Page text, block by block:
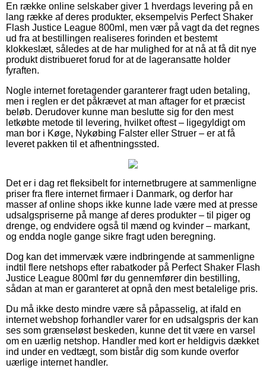
En række online selskaber giver 1 hverdags levering på en
lang række af deres produkter, eksempelvis Perfect Shaker
Flash Justice League 800ml, men vær på vagt da det regnes
ud fra at bestillingen realiseres forinden et bestemt
klokkeslæt, således at de har mulighed for at nå at få dit nye
produkt distribueret forud for at de lageransatte holder
fyraften.
Nogle internet foretagender garanterer fragt uden betaling,
men i reglen er det påkrævet at man aftager for et præcist
beløb. Derudover kunne man beslutte sig for den mest
letkøbte metode til levering, hvilket oftest – ligegyldigt om
man bor i Køge, Nykøbing Falster eller Struer – er at få
leveret pakken til et afhentningssted.
Det er i dag ret fleksibelt for internetbrugere at sammenligne
priser fra flere internet firmaer i Danmark, og derfor har
masser af online shops ikke kunne lade være med at presse
udsalgspriserne på mange af deres produkter – til piger og
drenge, og endvidere også til mænd og kvinder – markant,
og endda nogle gange sikre fragt uden beregning.
Dog kan det immervæk være indbringende at sammenligne
indtil flere netshops efter rabatkoder på Perfect Shaker Flash
Justice League 800ml før du gennemfører din bestilling,
sådan at man er garanteret at opnå den mest betalelige pris.
Du må ikke desto mindre være så påpasselig, at ifald en
internet webshop forhandler varer for en udsalgspris der kan
ses som grænseløst beskeden, kunne det tit være en varsel
om en uærlig netshop. Handler med kort er heldigvis dækket
ind under en vedtægt, som bistår dig som kunde overfor
uærlige internet handler.